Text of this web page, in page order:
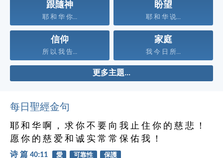
跟隨神
耶 和 华 你...
盼望
耶 和 华 说...
信仰
所 以 我 告...
家庭
我 今 日 所...
更多主題...
每日聖經金句
耶 和 华 啊 ， 求 你 不 要 向 我 止 住 你 的 慈 悲 ！
愿 你 的 慈 爱 和 诚 实 常 常 保 佑 我 ！
诗 篇 40:11 愛 可靠性 保護